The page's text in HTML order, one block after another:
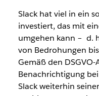
Slack hat viel in ein
investiert, das mit
umgehen kann – d.
von Bedrohungen
Gemäß den
Benachrichtigung
Slack weiterhin